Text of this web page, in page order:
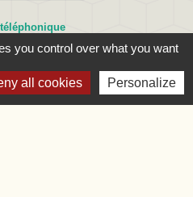
et vendredi
13:30 - 17:00
du public
you control over what you want
all cookies Personalize